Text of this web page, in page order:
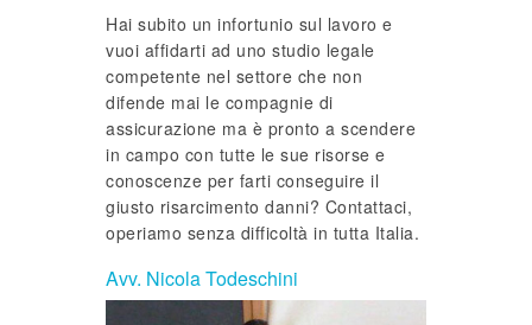
Hai subito un infortunio sul lavoro e
vuoi affidarti ad uno studio legale
competente nel settore che non
difende mai le compagnie di
assicurazione ma è pronto a scendere
in campo con tutte le sue risorse e
conoscenze per farti conseguire il
giusto risarcimento danni? Contattaci,
operiamo senza difficoltà in tutta Italia.
Avv. Nicola Todeschini